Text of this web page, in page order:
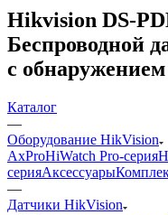
Hikvision DS-
Беспроводной
с
Каталог
—
Оборудование HikVision
AxProHiWatch Pro-серия
серияАксессуары
—
Датчики HikVision